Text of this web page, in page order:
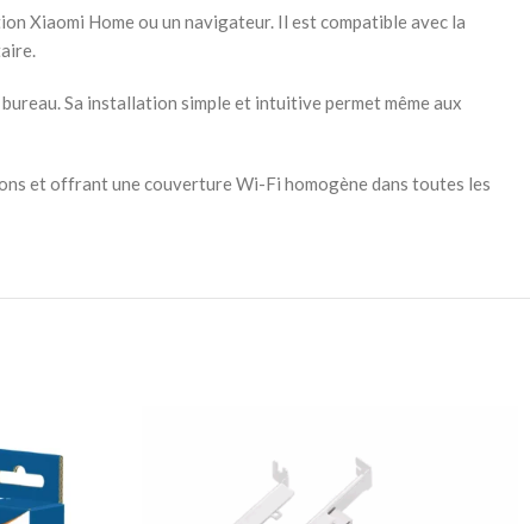
Xiaomi Home ou un navigateur. Il est compatible avec la
Sa installation simple et intuitive permet même aux
et offrant une couverture Wi-Fi homogène dans toutes les